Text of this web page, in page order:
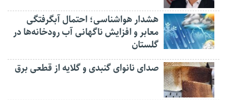
هشدار هواشناسی؛ احتمال آبگرفتگی
معابر و افزایش ناگهانی آب رودخانه‌ها در
گلستان
صدای نانوای گنبدی و گلایه از قطعی برق